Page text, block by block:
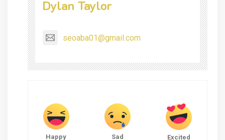
Dylan Taylor
seoaba01@gmail.com
Happy Sad Excited